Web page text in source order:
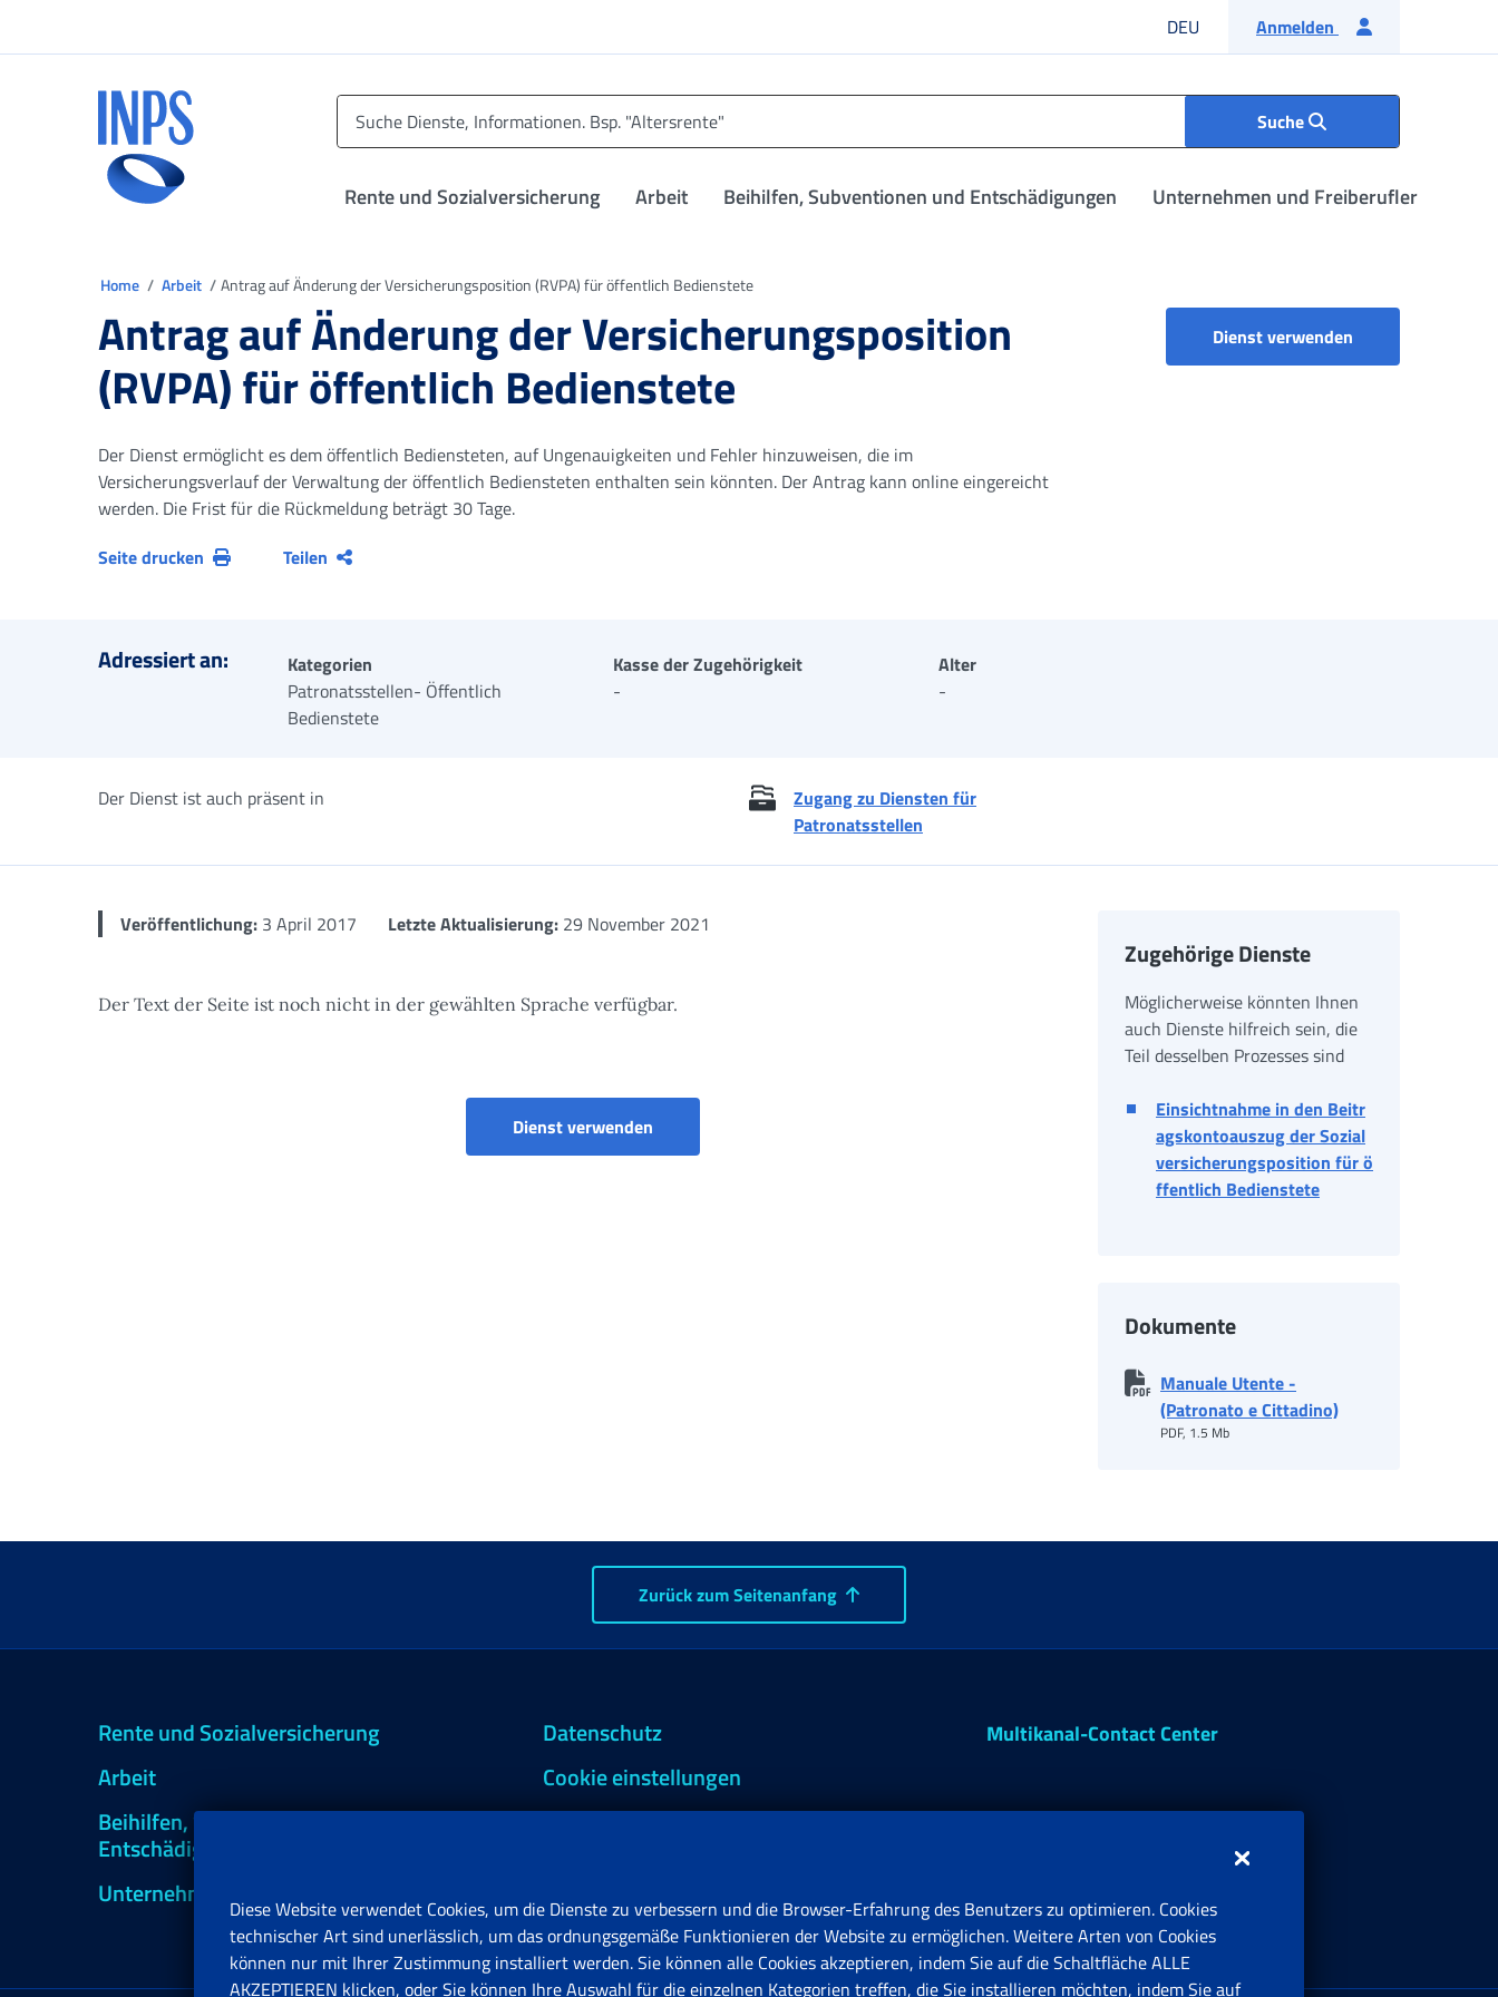
DEU Deutsche Sprache
Anmelden
Suche
Rente und Sozialversicherung Arbeit Beihilfen, Subventionen und Entschädigungen Unternehmen und Freiberufler
Home Arbeit Antrag auf Änderung der Versicherungsposition (RVPA) für öffentlich Bedienstete
Antrag auf Änderung der Versicherungsposition
(RVPA) für öffentlich Bedienstete
Dienst verwenden
Der Dienst ermöglicht es dem öffentlich Bediensteten, auf Ungenauigkeiten und Fehler hinzuweisen, die im
Versicherungsverlauf der Verwaltung der öffentlich Bediensteten enthalten sein könnten. Der Antrag kann online eingereicht
werden. Die Frist für die Rückmeldung beträgt 30 Tage.
Seite drucken
Teilen
Adressiert an:
Kategorien
Patronatsstellen- Öffentlich
Bedienstete
Kasse der Zugehörigkeit
-
Alter
-
Der Dienst ist auch präsent in
Zugang zu Diensten für
Patronatsstellen
Veröffentlichung: 3 April 2017 Letzte Aktualisierung: 29 November 2021
Der Text der Seite ist noch nicht in der gewählten Sprache verfügbar.
Dienst verwenden
Zugehörige Dienste
Möglicherweise könnten Ihnen
auch Dienste hilfreich sein, die
Teil desselben Prozesses sind
Einsichtnahme in den Beitr
agskontoauszug der Sozial
versicherungsposition für ö
ffentlich Bedienstete
Dokumente
Manuale Utente -
(Patronato e Cittadino)
PDF, 1.5 Mb
Zurück zum Seitenanfang
Rente und Sozialversicherung
Arbeit
Beihilfen, Subventionen und
Entschädigungen
Unternehmen und Freiberufler
Datenschutz
Cookie einstellungen
Multikanal-Contact Center
Diese Website verwendet Cookies, um die Dienste zu verbessern und die Browser-Erfahrung des Benutzers zu optimieren. Cookies
technischer Art sind unerlässlich, um das ordnungsgemäße Funktionieren der Website zu ermöglichen. Weitere Arten von Cookies
können nur mit Ihrer Zustimmung installiert werden. Sie können alle Cookies akzeptieren, indem Sie auf die Schaltfläche ALLE
AKZEPTIEREN klicken, oder Sie können Ihre Auswahl für die einzelnen Kategorien treffen, die Sie installieren möchten, indem Sie auf